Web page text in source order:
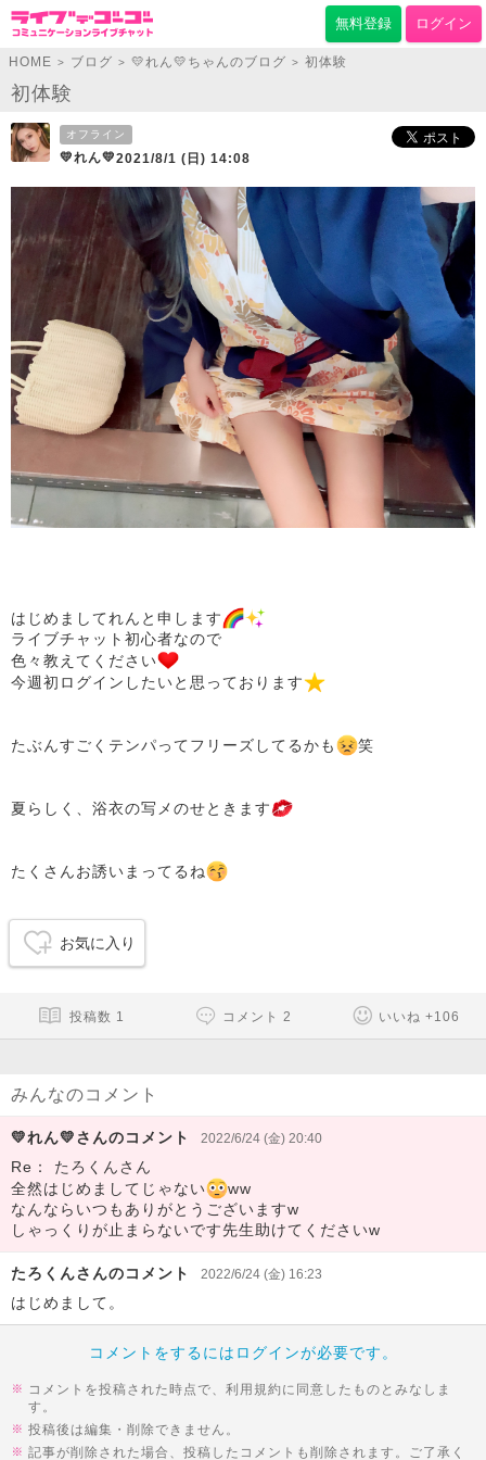
無料登録 ログイン
HOME > ブログ > 💛れん💛ちゃんのブログ > 初体験
初体験
オフライン
💛れん💛2021/8/1 (日) 14:08
はじめましてれんと申します
ライブチャット初心者なので
色々教えてください
今週初ログインしたいと思っております
たぶんすごくテンパってフリーズしてるかも 笑
夏らしく、浴衣の写メのせときます
たくさんお誘いまってるね
お気に入り
投稿数 1 コメント 2 いいね +106
みんなのコメント
💛れん💛さんのコメント 2022/6/24 (金) 20:40
Re： たろくんさん
全然はじめましてじゃない
ww
なんならいつもありがとうございますw
しゃっくりが止まらないです先生助けてくださいw
たろくんさんのコメント 2022/6/24 (金) 16:23
はじめまして。
コメントをするにはログインが必要です。
コメントを投稿された時点で、利用規約に同意したものとみなしま
す。
投稿後は編集・削除できません。
記事が削除された場合、投稿したコメントも削除されます。ご了承く